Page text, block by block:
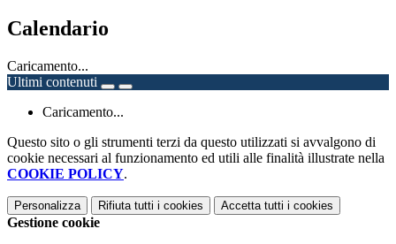
Calendario
Caricamento...
Ultimi contenuti
Caricamento...
Questo sito o gli strumenti terzi da questo utilizzati si avvalgono di
cookie necessari al funzionamento ed utili alle finalità illustrate nella
COOKIE POLICY.
Personalizza Rifiuta tutti i cookies Accetta tutti i cookies
Gestione cookie